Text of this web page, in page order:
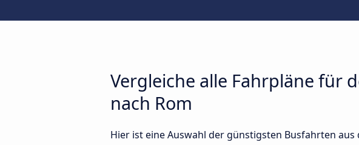
Vergleiche alle Fahrpläne für
nach Rom
Hier ist eine Auswahl der günstigsten Busfahrten